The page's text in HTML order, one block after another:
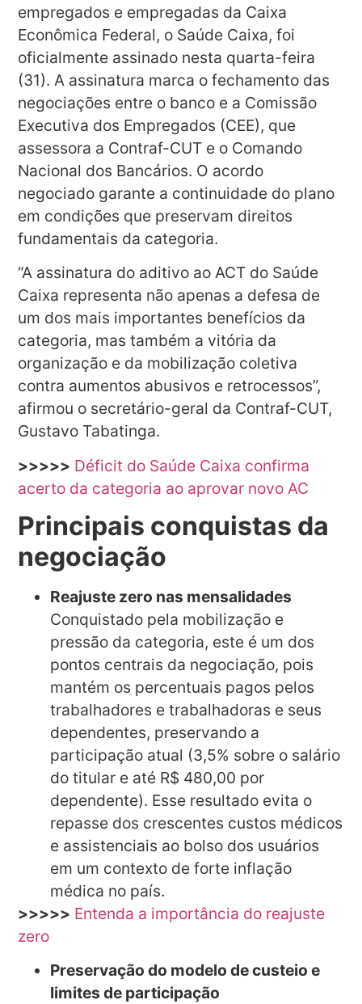
empregados e empregadas da Caixa
Econômica Federal, o Saúde Caixa, foi
oficialmente assinado nesta quarta-feira
(31). A assinatura marca o fechamento das
negociações entre o banco e a Comissão
Executiva dos Empregados (CEE), que
assessora a Contraf-CUT e o Comando
Nacional dos Bancários. O acordo
negociado garante a continuidade do plano
em condições que preservam direitos
fundamentais da categoria.
“A assinatura do aditivo ao ACT do Saúde
Caixa representa não apenas a defesa de
um dos mais importantes benefícios da
categoria, mas também a vitória da
organização e da mobilização coletiva
contra aumentos abusivos e retrocessos”,
afirmou o secretário-geral da Contraf-CUT,
Gustavo Tabatinga.
>>>>> Déficit do Saúde Caixa confirma
acerto da categoria ao aprovar novo AC
Principais conquistas da
negociação
Reajuste zero nas mensalidades
Conquistado pela mobilização e
pressão da categoria, este é um dos
pontos centrais da negociação, pois
mantém os percentuais pagos pelos
trabalhadores e trabalhadoras e seus
dependentes, preservando a
participação atual (3,5% sobre o salário
do titular e até R$ 480,00 por
dependente). Esse resultado evita o
repasse dos crescentes custos médicos
e assistenciais ao bolso dos usuários
em um contexto de forte inflação
médica no país.
>>>>> Entenda a importância do reajuste
zero
Preservação do modelo de custeio e
limites de participação